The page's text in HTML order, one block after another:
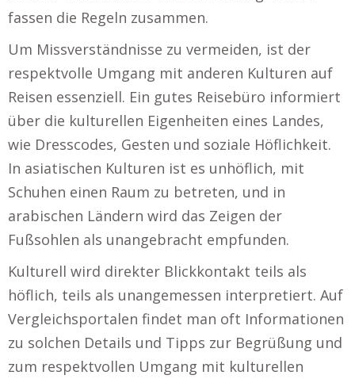
fassen die Regeln zusammen.
Um Missverständnisse zu vermeiden, ist der
respektvolle Umgang mit anderen Kulturen auf
Reisen essenziell. Ein gutes Reisebüro informiert
über die kulturellen Eigenheiten eines Landes,
wie Dresscodes, Gesten und soziale Höflichkeit.
In asiatischen Kulturen ist es unhöflich, mit
Schuhen einen Raum zu betreten, und in
arabischen Ländern wird das Zeigen der
Fußsohlen als unangebracht empfunden.
Kulturell wird direkter Blickkontakt teils als
höflich, teils als unangemessen interpretiert. Auf
Vergleichsportalen findet man oft Informationen
zu solchen Details und Tipps zur Begrüßung und
zum respektvollen Umgang mit kulturellen